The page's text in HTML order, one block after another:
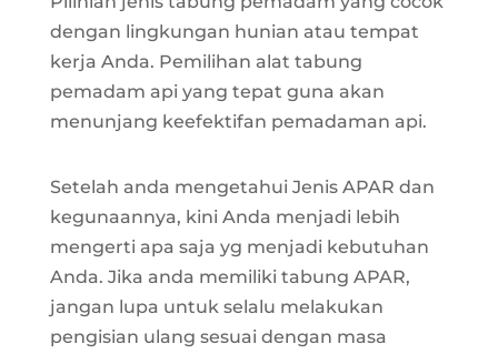
dengan lingkungan hunian atau tempat
kerja Anda. Pemilihan alat tabung
pemadam api yang tepat guna akan
menunjang keefektifan pemadaman api.
Setelah anda mengetahui Jenis APAR dan
kegunaannya, kini Anda menjadi lebih
mengerti apa saja yg menjadi kebutuhan
Anda. Jika anda memiliki tabung APAR,
jangan lupa untuk selalu melakukan
pengisian ulang sesuai dengan masa